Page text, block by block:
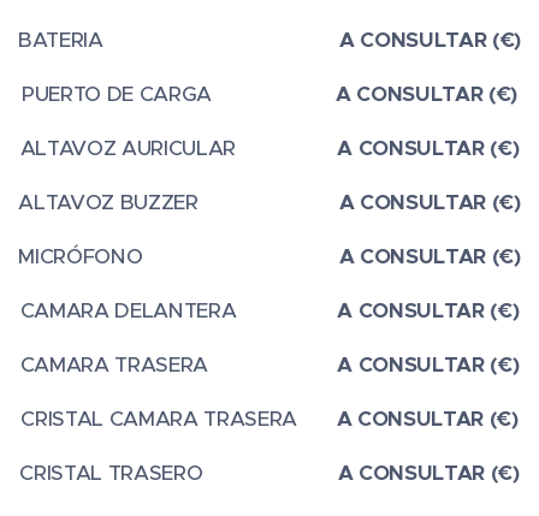
BATERIA A CONSULTAR (€)
PUERTO DE CARGA A CONSULTAR (€)
ALTAVOZ AURICULARA CONSULTAR (€)
ALTAVOZ BUZZER A CONSULTAR (€)
MICRÓFONO A CONSULTAR (€)
CAMARA DELANTERAA CONSULTAR (€)
CAMARA TRASERAA CONSULTAR (€)
CRISTAL CAMARA TRASERA A CONSULTAR (€)
CRISTAL TRASERO A CONSULTAR (€)